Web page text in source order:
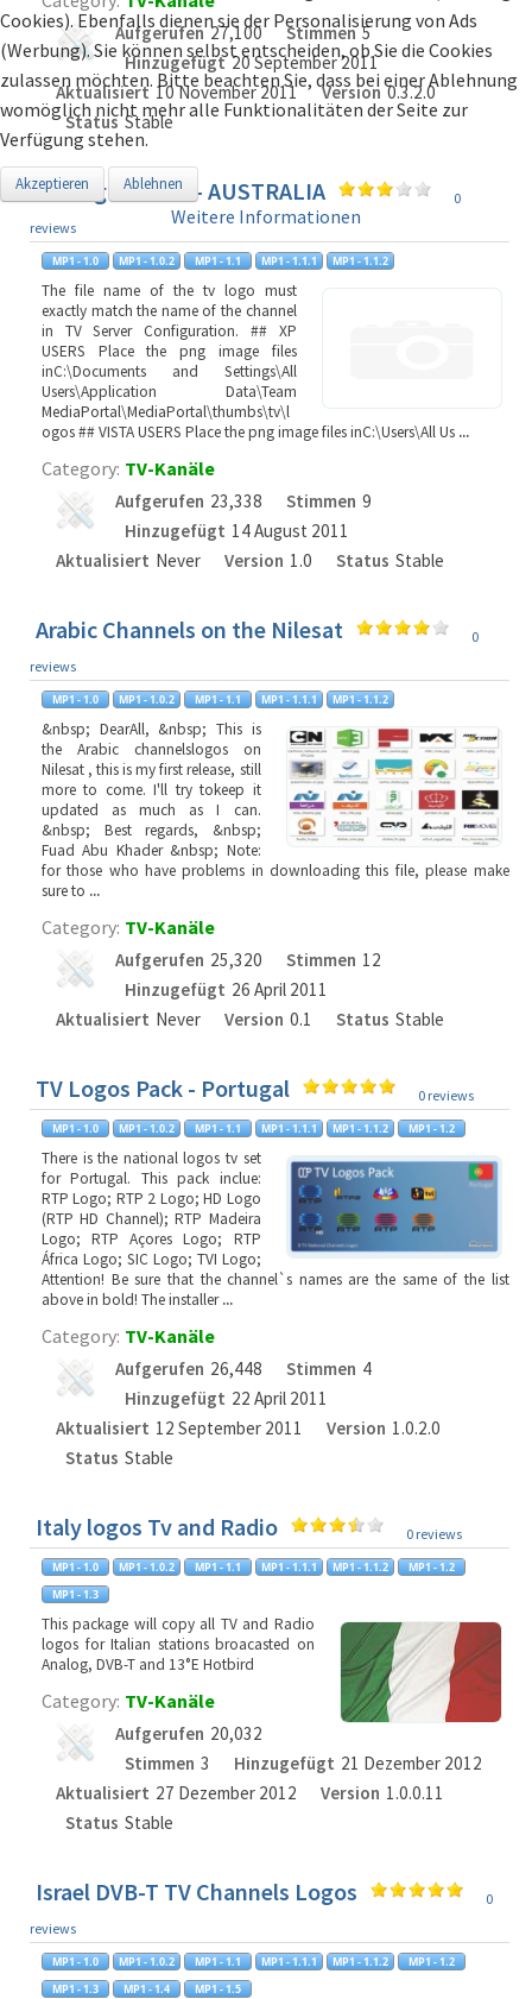
Aufgerufen 27,100 Stimmen 5
Hinzugefügt 20 September 2011
Aktualisiert 10 November 2011 Version 0.3.2.0
Status Stable
TV Logo's Pack - AUSTRALIA
0
reviews
The file name of the tv logo must
exactly match the name of the channel
in TV Server Configuration. ## XP
USERS Place the png image files
inC:\Documents and Settings\All
Users\Application Data\Team
MediaPortal\MediaPortal\thumbs\tv\l
ogos ## VISTA USERS Place the png image files inC:\Users\All Us ...
Category: TV-Kanäle
Aufgerufen 23,338 Stimmen 9
Hinzugefügt 14 August 2011
Aktualisiert Never Version 1.0 Status Stable
Arabic Channels on the Nilesat
0
reviews
&nbsp; DearAll, &nbsp; This is
the Arabic channelslogos on
Nilesat , this is my first release, still
more to come. I'll try tokeep it
updated as much as I can.
&nbsp; Best regards, &nbsp;
Fuad Abu Khader &nbsp; Note:
for those who have problems in downloading this file, please make
sure to ...
Category: TV-Kanäle
Aufgerufen 25,320 Stimmen 12
Hinzugefügt 26 April 2011
Aktualisiert Never Version 0.1 Status Stable
TV Logos Pack - Portugal 0 reviews
There is the national logos tv set
for Portugal. This pack inclue:
RTP Logo; RTP 2 Logo; HD Logo
(RTP HD Channel); RTP Madeira
Logo; RTP Açores Logo; RTP
África Logo; SIC Logo; TVI Logo;
Attention! Be sure that the channel`s names are the same of the list
above in bold! The installer...
Category: TV-Kanäle
Aufgerufen 26,448 Stimmen 4
Hinzugefügt 22 April 2011
Aktualisiert 12 September 2011 Version 1.0.2.0
Status Stable
Italy logos Tv and Radio 0 reviews
This package will copy all TV and Radio
logos for Italian stations broacasted on
Analog, DVB-T and 13°E Hotbird
Category: TV-Kanäle
Aufgerufen 20,032
Stimmen 3 Hinzugefügt 21 Dezember 2012
Aktualisiert 27 Dezember 2012 Version 1.0.0.11
Status Stable
Israel DVB-T TV Channels Logos
0
reviews
Cookies). Ebenfalls dienen sie der Personalisierung von Ads
(Werbung). Sie können selbst entscheiden, ob Sie die Cookies
zulassen möchten. Bitte beachten Sie, dass bei einer Ablehnung
womöglich nicht mehr alle Funktionalitäten der Seite zur
Verfügung stehen.
Akzeptieren Ablehnen
Weitere Informationen